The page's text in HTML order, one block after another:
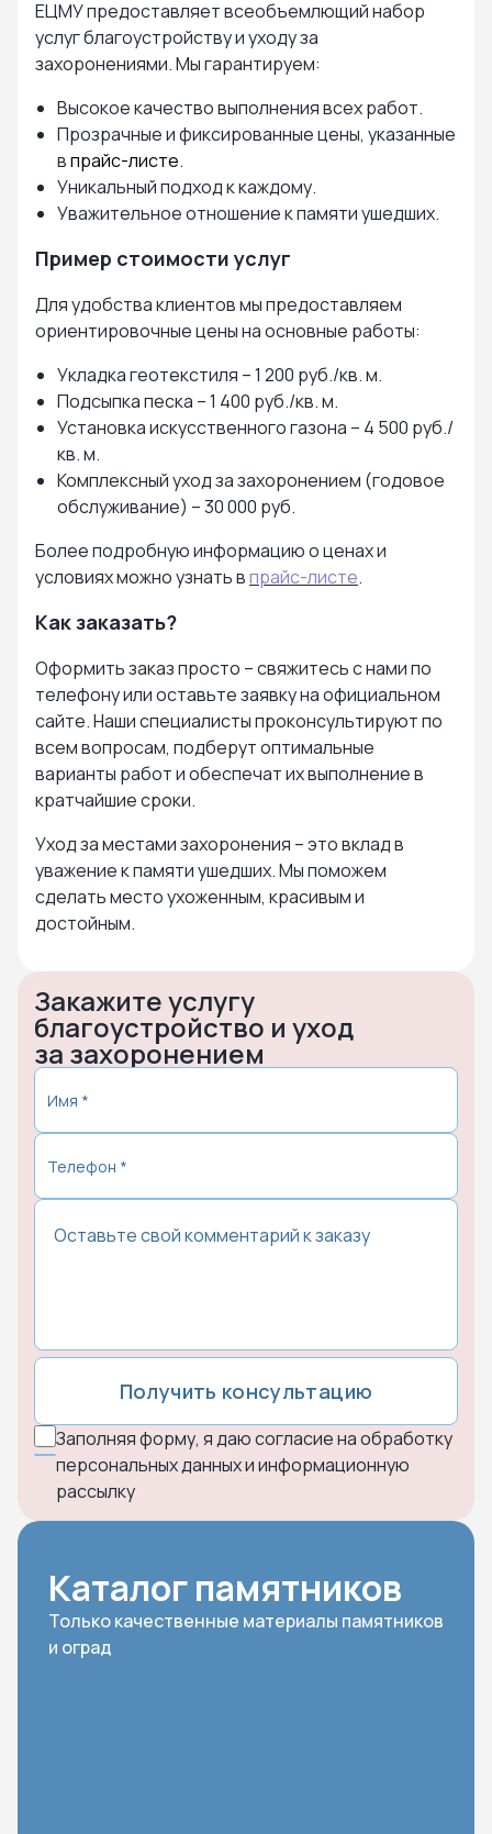
ЕЦМУ предоставляет всеобъемлющий набор
услуг благоустройству и уходу за
захоронениями. Мы гарантируем:
Высокое качество выполнения всех работ.
Прозрачные и фиксированные цены, указанные
впрайс-листе.
Уникальный подход к каждому.
Уважительное отношение к памяти ушедших.
Пример стоимости услуг
Для удобства клиентов мы предоставляем
ориентировочные цены на основные работы:
Укладка геотекстиля – 1 200 руб./кв. м.
Подсыпка песка – 1 400 руб./кв. м.
Установка искусственного газона – 4 500 руб./
кв. м.
Комплексный уход за захоронением (годовое
обслуживание) – 30 000 руб.
Более подробную информацию о ценах и
условиях можно узнать впрайс-листе.
Как заказать?
Оформить заказ просто – свяжитесь с нами по
телефону или оставьте заявку на официальном
сайте. Наши специалисты проконсультируют по
всем вопросам, подберут оптимальные
варианты работ и обеспечат их выполнение в
кратчайшие сроки.
Уход за местами захоронения – это вклад в
уважение к памяти ушедших. Мы поможем
сделать место ухоженным, красивым и
достойным.
Закажите услугу
благоустройство и уход
за захоронением
Получить консультацию
Заполняя форму, я даю согласие на обработку
персональных данных и информационную
рассылку
Каталог памятников
Только качественные материалы памятников
и оград